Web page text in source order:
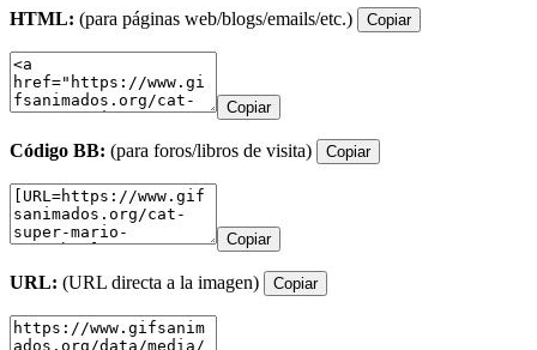
HTML: (para páginas web/blogs/emails/etc.) Copiar
Copiar
Código BB: (para foros/libros de visita) Copiar
Copiar
URL: (URL directa a la imagen) Copiar